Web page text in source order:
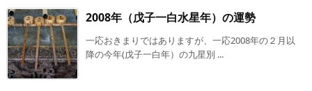
2008年（戊子一白水星年）の運勢
一応おきまりではありますが、一応2008年の２月以
降の今年(戊子一白年）の九星別 ...